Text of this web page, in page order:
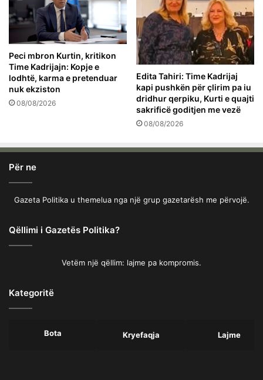
Peci mbron Kurtin, kritikon
Time Kadrijajn: Kopje e
lodhtë, karma e pretenduar
nuk ekziston
08/08/2026
Edita Tahiri: Time Kadrijaj
kapi pushkën për çlirim pa iu
dridhur qerpiku, Kurti e quajti
sakrificë goditjen me vezë
08/08/2026
Për ne
Gazeta Politika u themelua nga një grup gazetarësh me përvojë.
Qëllimi i Gazetës Politika?
Vetëm një qëllim: lajme pa kompromis.
Kategoritë
Bota Kryefaqja Lajme